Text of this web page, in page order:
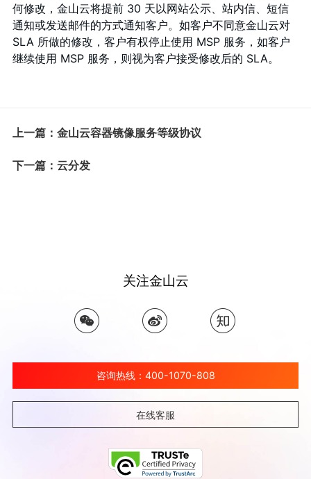
何修改，金山云将提前 30 天以网站公示、站内信、短信
通知或发送邮件的方式通知客户。如客户不同意金山云对
SLA 所做的修改，客户有权停止使用 MSP 服务，如客户
继续使用 MSP 服务，则视为客户接受修改后的 SLA。
上一篇：金山云容器镜像服务等级协议
下一篇：云分发
关注金山云
咨询热线：400-1070-808
在线客服